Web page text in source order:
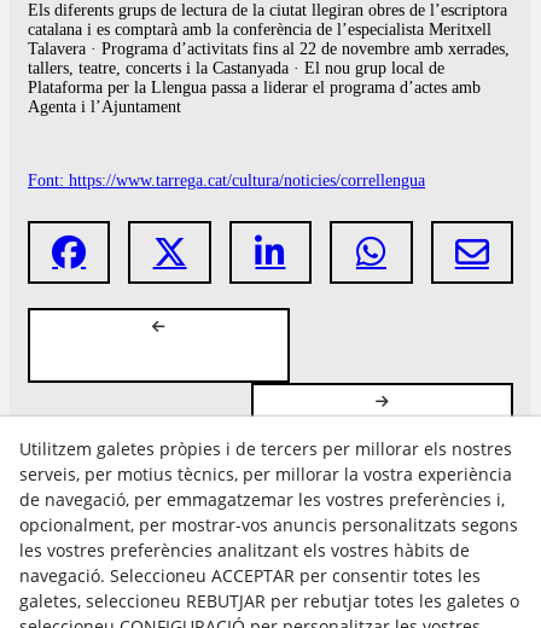
Els diferents grups de lectura de la ciutat llegiran obres de l’escriptora
catalana i es comptarà amb la conferència de l’especialista Meritxell
Talavera · Programa d’activitats fins al 22 de novembre amb xerrades,
tallers, teatre, concerts i la Castanyada · El nou grup local de
Plataforma per la Llengua passa a liderar el programa d’actes amb
Agenta i l’Ajuntament
Font: https://www.tarrega.cat/cultura/noticies/correllengua
Avís Legal
Política Cookies
Política de Privacitat
Utilitzem galetes pròpies i de tercers per millorar els nostres
serveis, per motius tècnics, per millorar la vostra experiència
de navegació, per emmagatzemar les vostres preferències i,
opcionalment, per mostrar-vos anuncis personalitzats segons
les vostres preferències analitzant els vostres hàbits de
navegació. Seleccioneu ACCEPTAR per consentir totes les
galetes, seleccioneu REBUTJAR per rebutjar totes les galetes o